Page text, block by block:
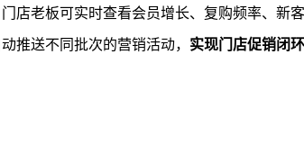
店老板可实时查看会员增长、复购频率、新
推送不同批次的营销活动， 实现门店促销闭